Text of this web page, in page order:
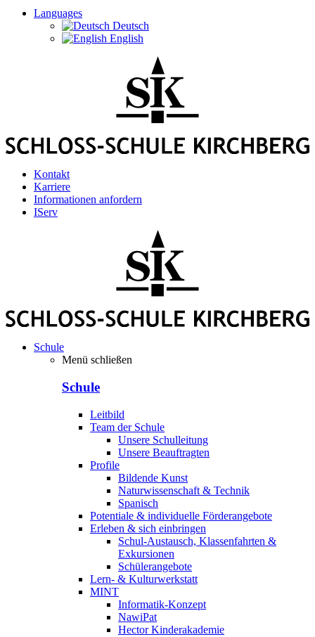
Languages
Deutsch
English
Kontakt
Karriere
Informationen anfordern
IServ
Schule
Menü schließen
Schule
Leitbild
Team der Schule
Unsere Schulleitung
Unsere Beauftragten
Profile
Bildende Kunst
Naturwissenschaft & Technik
Spanisch
Potentiale & individuelle Förderangebote
Erleben & sich einbringen
Schul-Austausch, Klassenfahrten &
Exkursionen
Schülerangebote
Lern- & Kulturwerkstatt
MINT
Informatik-Konzept
NawiPat
Hector Kinderakademie